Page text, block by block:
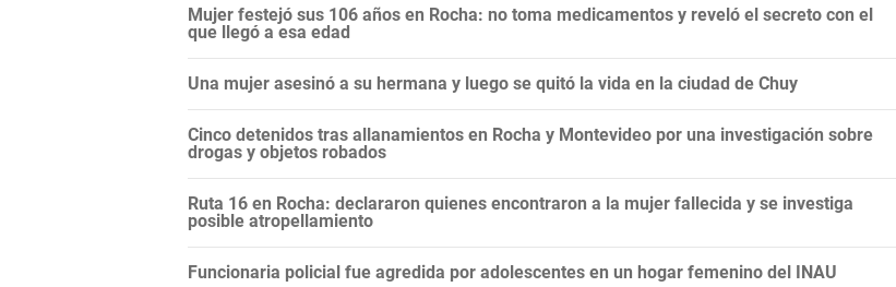
Mujer festejó sus 106 años en Rocha: no toma medicamentos y reveló el secreto con el
que llegó a esa edad
Una mujer asesinó a su hermana y luego se quitó la vida en la ciudad de Chuy
Cinco detenidos tras allanamientos en Rocha y Montevideo por una investigación sobre
drogas y objetos robados
Ruta 16 en Rocha: declararon quienes encontraron a la mujer fallecida y se investiga
posible atropellamiento
Funcionaria policial fue agredida por adolescentes en un hogar femenino del INAU